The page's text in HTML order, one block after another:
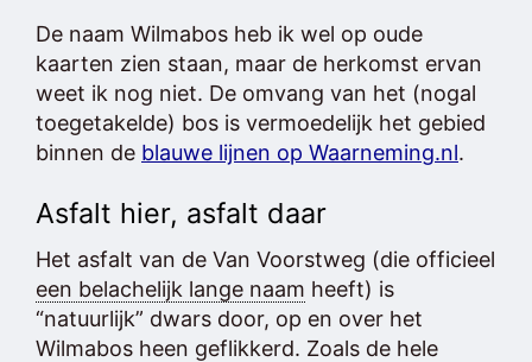
De naam Wilmabos heb ik wel op oude
kaarten zien staan, maar de herkomst ervan
weet ik nog niet. De omvang van het (nogal
toegetakelde) bos is vermoedelijk het gebied
binnen de blauwe lijnen op Waarneming.nl.
Asfalt hier, asfalt daar
Het asfalt van de Van Voorstweg (die officieel
een belachelijk lange naam heeft) is
“natuurlijk” dwars door, op en over het
Wilmabos heen geflikkerd. Zoals de hele